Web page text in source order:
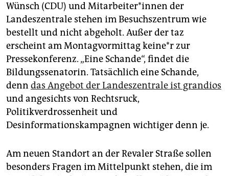
Wünsch (CDU) und Mit­ar­bei­te­r*in­nen der
Landeszentrale stehen im Besuchszentrum wie
bestellt und nicht abgeholt. Außer der taz
erscheint am Montagvormittag kei­ne*r zur
Pressekonferenz. „Eine Schande“, findet die
Bildungssenatorin. Tatsächlich eine Schande,
denn das Angebot der Landeszentrale ist grandios
und angesichts von Rechtsruck,
Politikverdrossenheit und
Desinformationskampagnen wichtiger denn je.
Am neuen Standort an der Revaler Straße sollen
besonders Fragen im Mittelpunkt stehen, die im